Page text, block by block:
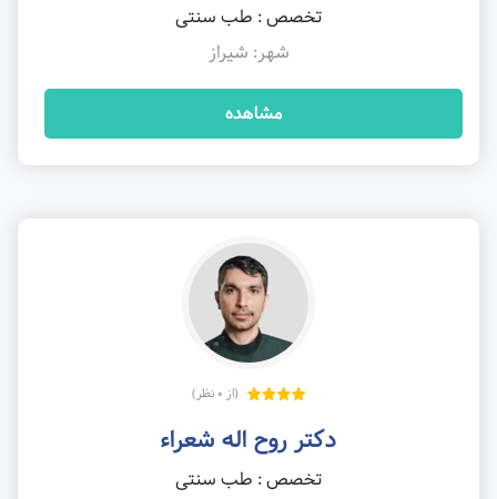
تخصص : طب سنتی
شهر: شیراز
مشاهده
(از 0 نظر)
دکتر روح اله شعراء
تخصص : طب سنتی